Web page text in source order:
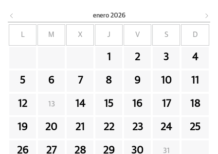
enero 2026
L M X J V S D
1 2 3 4
5 6 7 8 9 10 11
12 13 14 15 16 17 18
19 20 21 22 23 24 25
26 27 28 29 30 31